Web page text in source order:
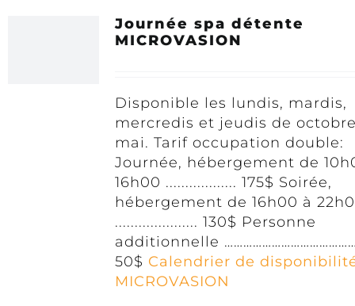
Journée spa détente
MICROVASION
Disponible les lundis, mardis,
mercredis et jeudis de
mai. Tarif occupation double:
Journée, hébergement de
16h00 .................. 175$ Soirée,
hébergement de 16h00 à
..................... 130$ Personne
additionnelle
50$ Calendrier de
MICROVASION